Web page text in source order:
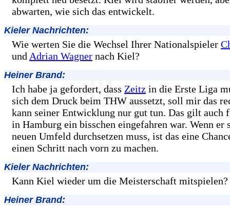
abwarten, wie sich das entwickelt.
Kieler Nachrichten:
Wie werten Sie die Wechsel Ihrer Nationalspieler
und Adrian Wagner nach Kiel?
Heiner Brand:
Ich habe ja gefordert, dass Zeitz in die Erste Liga
sich dem Druck beim THW aussetzt, soll mir das
kann seiner Entwicklung nur gut tun. Das gilt auch
in Hamburg ein bisschen eingefahren war. Wenn er
neuen Umfeld durchsetzen muss, ist das eine
einen Schritt nach vorn zu machen.
Kieler Nachrichten:
Kann Kiel wieder um die Meisterschaft mitspielen?
Heiner Brand: